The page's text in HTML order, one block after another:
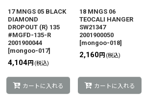
17 MNGS 05 BLACK
DIAMOND
DROPOUT (R) 135
#MGFD-135-R
2001900044
[mongoo-017]
4,104円 (税込)
カートに入れる
18 MNGS 06
TEOCALI HANGER
SW21347
2001900050
[mongoo-018]
2,160円 (税込)
カートに入れる